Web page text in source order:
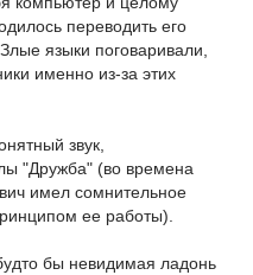
переводить его
языки поговаривали,
именно из-за этих
звук,
"Дружба" (во времена
имел сомнительное
ее работы).
бы невидимая ладонь